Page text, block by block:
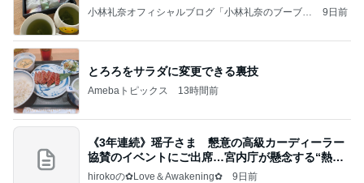
小林礼奈オフィシャルブログ「小林礼奈のブーブー
9日前
とろろをサラダに変更できる裏技
Amebaトピックス 13時間前
《3年連続》瑶子さま 懇意の高級カーディーラー
協賛のイベントにご出席…宮内庁が懸念する“熱心
すぎ
hirokoの✿Love＆Awakening✿ 9日前